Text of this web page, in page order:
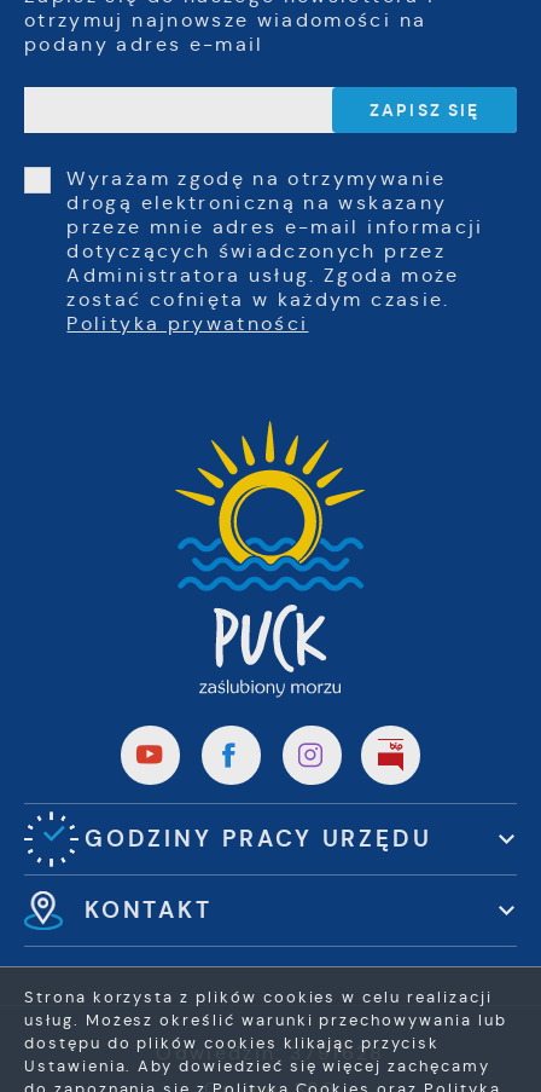
otrzymuj najnowsze wiadomości na
podany adres e-mail
Wyrażam zgodę na otrzymywanie
drogą elektroniczną na wskazany
przeze mnie adres e-mail informacji
dotyczących świadczonych przez
Administratora usług. Zgoda może
zostać cofnięta w każdym czasie.
Polityka prywatności
GODZINY PRACY URZĘDU
KONTAKT
Odwiedzin: 3791628
Strona korzysta z plików cookies w celu realizacji
usług. Możesz określić warunki przechowywania lub
dostępu do plików cookies klikając przycisk
Ustawienia. Aby dowiedzieć się więcej zachęcamy
ZAPISZ WYBRANE
ZEZWÓL NA WSZYSTKIE